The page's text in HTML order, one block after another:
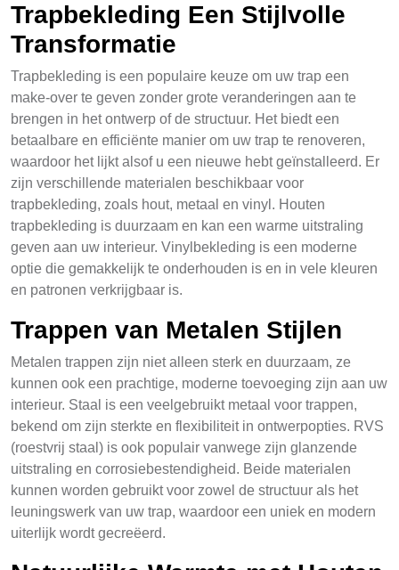
Trapbekleding Een Stijlvolle
Transformatie
Trapbekleding is een populaire keuze om uw trap een
make-over te geven zonder grote veranderingen aan te
brengen in het ontwerp of de structuur. Het biedt een
betaalbare en efficiënte manier om uw trap te renoveren,
waardoor het lijkt alsof u een nieuwe hebt geïnstalleerd. Er
zijn verschillende materialen beschikbaar voor
trapbekleding, zoals hout, metaal en vinyl. Houten
trapbekleding is duurzaam en kan een warme uitstraling
geven aan uw interieur. Vinylbekleding is een moderne
optie die gemakkelijk te onderhouden is en in vele kleuren
en patronen verkrijgbaar is.
Trappen van Metalen Stijlen
Metalen trappen zijn niet alleen sterk en duurzaam, ze
kunnen ook een prachtige, moderne toevoeging zijn aan uw
interieur. Staal is een veelgebruikt metaal voor trappen,
bekend om zijn sterkte en flexibiliteit in ontwerpopties. RVS
(roestvrij staal) is ook populair vanwege zijn glanzende
uitstraling en corrosiebestendigheid. Beide materialen
kunnen worden gebruikt voor zowel de structuur als het
leuningswerk van uw trap, waardoor een uniek en modern
uiterlijk wordt gecreëerd.